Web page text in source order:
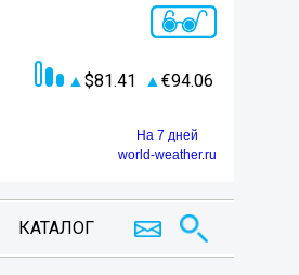
81.41 94.06
На 7 дней
world-weather.ru
КАТАЛОГ